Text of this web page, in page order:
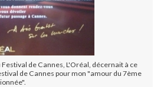
de Cannes, L'Oréal, décernait à ce
de Cannes pour mon "amour du 7ème